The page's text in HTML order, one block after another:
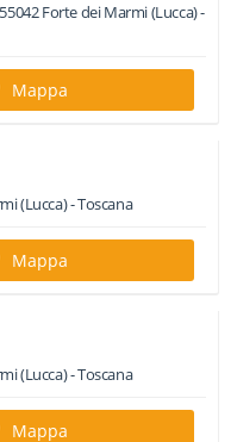
55042Forte dei Marmi(Lucca) -
Mappa
(Lucca) -Toscana
Mappa
(Lucca) -Toscana
Mappa